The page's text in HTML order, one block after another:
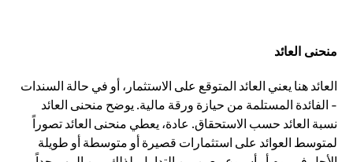
منحنى العائد
العائد هنا يعني العائد المتوقع على الاستثمار، أو في حالة السندات
- الفائدة المستلمة من حيازة ورقة مالية. يوضح منحنى العائد
نسبة العائد حسب الاستحقاق. عادة، يعطي منحنى العائد تصوراً
لمتوسط العوائد على استثمارات قصيرة أو متوسطة أو طويلة